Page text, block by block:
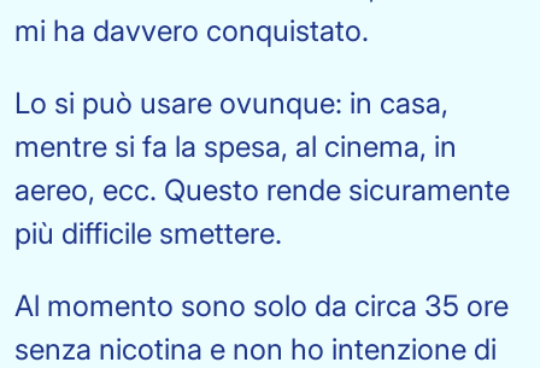
mi ha davvero conquistato.
Lo si può usare ovunque: in casa,
mentre si fa la spesa, al cinema, in
aereo, ecc. Questo rende sicuramente
più difficile smettere.
Al momento sono solo da circa 35 ore
senza nicotina e non ho intenzione di